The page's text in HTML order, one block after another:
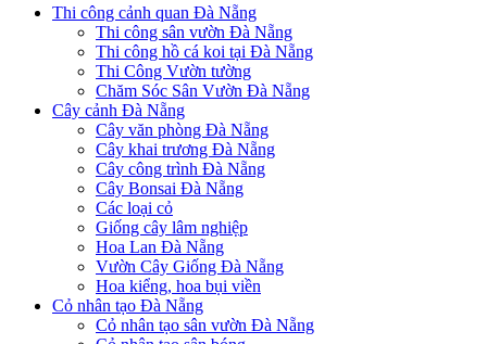
Thi công cảnh quan Đà Nẵng
Thi công sân vườn Đà Nẵng
Thi công hồ cá koi tại Đà Nẵng
Thi Công Vườn tường
Chăm Sóc Sân Vườn Đà Nẵng
Cây cảnh Đà Nẵng
Cây văn phòng Đà Nẵng
Cây khai trương Đà Nẵng
Cây công trình Đà Nẵng
Cây Bonsai Đà Nẵng
Các loại cỏ
Giống cây lâm nghiệp
Hoa Lan Đà Nẵng
Vườn Cây Giống Đà Nẵng
Hoa kiểng, hoa bụi viền
Cỏ nhân tạo Đà Nẵng
Cỏ nhân tạo sân vườn Đà Nẵng